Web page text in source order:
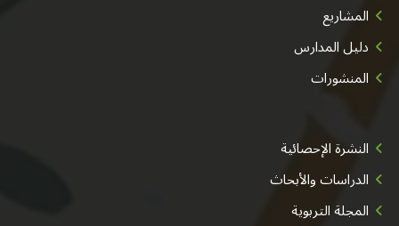
المشاريع
دليل المدارس
المنشورات
النشرة الإحصائية
الدراسات والأبحاث
المجلة التربوية